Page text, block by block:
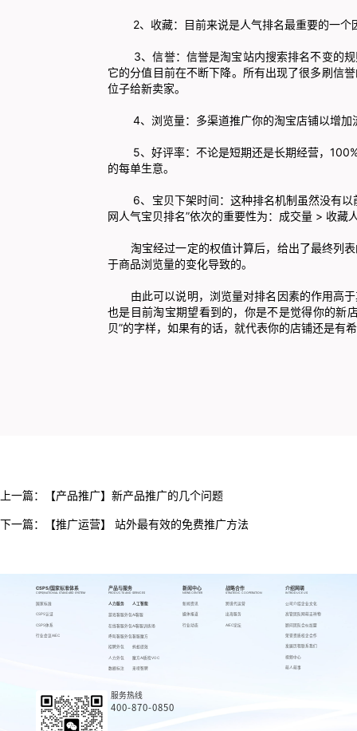
2、收藏：目前来说是人气排名最重要的一个
3、信誉：信誉是淘宝站内搜索排名不变的规
它的分值目前在不断下降。所有出现了很多刷信
位子给新卖家。
4、浏览量：多渠道推广你的淘宝店铺以增加
5、好评率：不论是短期还是长期经营，100%
的每单生意。
6、宝贝下架时间：这种排名机制虽然没有以
网人气宝贝排名”依次的重要性为：成交量 > 收
淘宝经过一定的权值计算后，给出了最终列表
于商品浏览量的变化导致的。
由此可以说明，浏览量对排名因素的作用高于
也是目前淘宝期望看到的，你是不是觉得你的新
贝”的字样，如果有的话，就代表你的店铺还是有
上一篇： 【产品推广】新产品推广的几个问题
下一篇： 【推广运营】 站外最有效的免费推广方法
CSPS/国家标准体系
CSPS/NATIONAL STANDARD SYSTEM
国家标准
CSPS认证
CSPS体系
行业会议AIEC
产品与服务
PRODUCTS AND SERVICES
人力服务
游戏客服外包
在线客服外包
呼叫客服外包
招聘外包
人力外包
数据标注
人工智能
AI客服
AI客服训练场
客服魔方
蚂蚁绩效
魔方AI质检VOC
来呗智聘
新闻中心
NEWS CENTER
新闻资讯
媒体报道
行业动态
战略合作
STRATEGIC COOPERATION
跨境代运营
出海服务
AIEC论坛
介绍网萌
INTRODUCE US
公司介绍
高管团队
顾问团队
荣誉资质
发展历程
视频中心
萌人萌事
企业文化
网萌吉祥物
合伙加盟
校企合作
联系我们
服务热线
400-870-0850